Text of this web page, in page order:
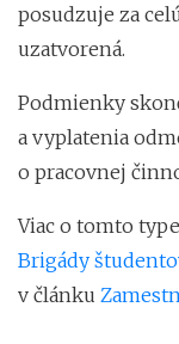
posudzuje za
uzatvorená.
Podmienky
a vyplatenia
o pracovnej
Viac o tomto
Brigády
v článku